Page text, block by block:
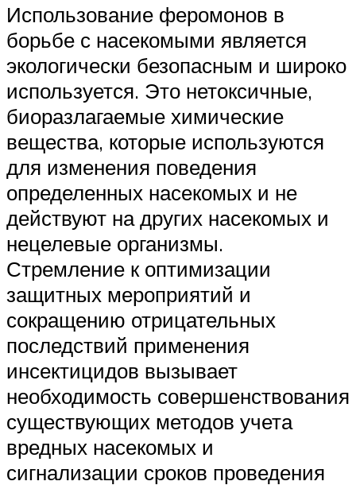
Использование феромонов в
борьбе с насекомыми является
экологически безопасным и широко
используется. Это нетоксичные,
биоразлагаемые химические
вещества, которые используются
для изменения поведения
определенных насекомых и не
действуют на других насекомых и
нецелевые организмы.
Стремление к оптимизации
защитных мероприятий и
сокращению отрицательных
последствий применения
инсектицидов вызывает
необходимость совершенствования
существующих методов учета
вредных насекомых и
сигнализации сроков проведения